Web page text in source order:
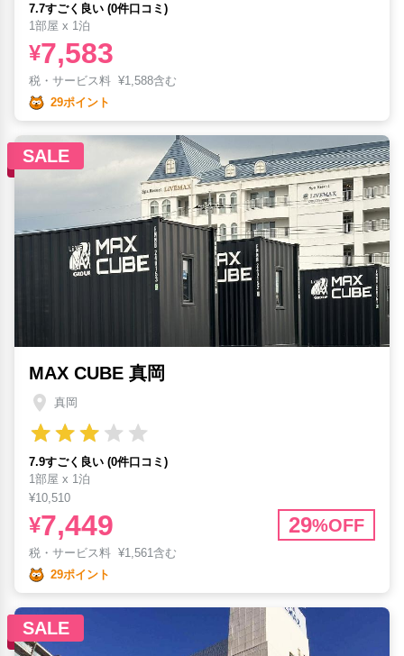
7.7すごく良い (0件口コミ)
1部屋 x 1泊
¥7,583
税・サービス料 ¥1,588含む
29ポイント
SALE
MAX CUBE 真岡
真岡
7.9すごく良い (0件口コミ)
1部屋 x 1泊
¥10,510
¥7,449 29%OFF
税・サービス料 ¥1,561含む
29ポイント
SALE